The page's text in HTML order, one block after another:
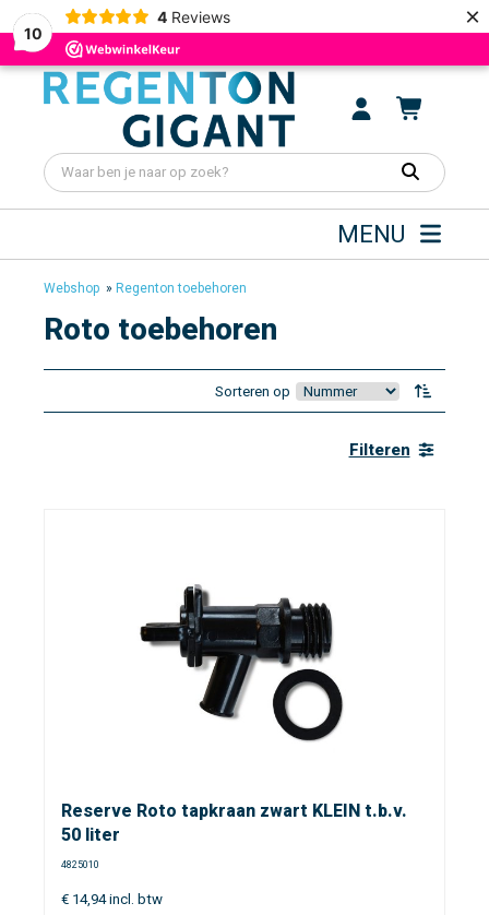
10
4 Reviews ×
MENU
Webshop » Regenton toebehoren
Roto toebehoren
Sorteren op
Filteren
Reserve Roto tapkraan zwart KLEIN t.b.v.
50 liter
4825010
€ 14,94incl. btw